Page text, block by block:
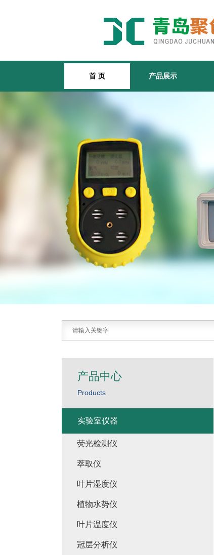
首 页 产品展示
产品中心
Products
实验室仪器
荧光检测仪
萃取仪
叶片湿度仪
植物水势仪
叶片温度仪
冠层分析仪